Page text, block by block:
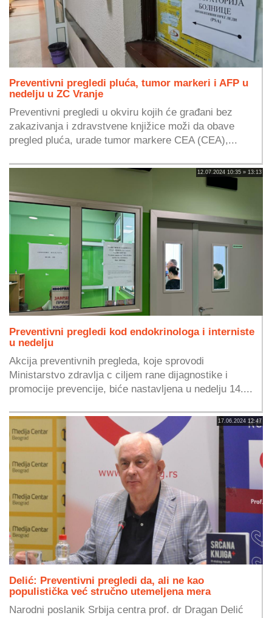
Preventivni pregledi pluća, tumor markeri i AFP u
nedelju u ZC Vranje
Preventivni pregledi u okviru kojih će građani bez
zakazivanja i zdravstvene knjižice moži da obave
pregled pluća, urade tumor markere CEA (CEA),...
12.07.2024 10:35 » 13:13
Preventivni pregledi kod endokrinologa i interniste
u nedelju
Akcija preventivnih pregleda, koje sprovodi
Ministarstvo zdravlja c ciljem rane dijagnostike i
promocije prevencije, biće nastavljena u nedelju 14....
17.06.2024 12:47
Delić: Preventivni pregledi da, ali ne kao
populistička već stručno utemeljena mera
Narodni poslanik Srbija centra prof. dr Dragan Delić